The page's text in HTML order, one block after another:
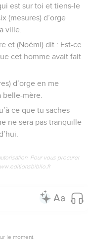
est sur toi et tiens-le
(mesures) d’orge
ville.
et (Noémi) dit : Est-ce
cet homme avait fait
d’orge en me
belle-mère.
ce que tu saches
ne sera pas tranquille
Pour vous procurer
le moment.